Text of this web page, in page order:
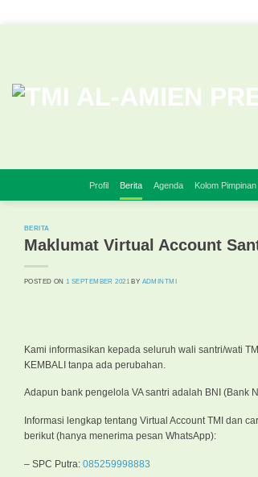
Profil Berita Agenda Kolom Pimpinan
BERITA
Maklumat Virtual Account
POSTED ON1 SEPTEMBER 2021 BY ADMINTMI
Kami informasikan kepada seluruh wali santri/wati
KEMBALI tanpa ada perubahan.
Adapun bank pengelola VA santri adalah BNI (Bank
Informasi lengkap tentang Virtual Account TMI dan
berikut (hanya menerima pesan WhatsApp):
– SPC Putra: 085259998883